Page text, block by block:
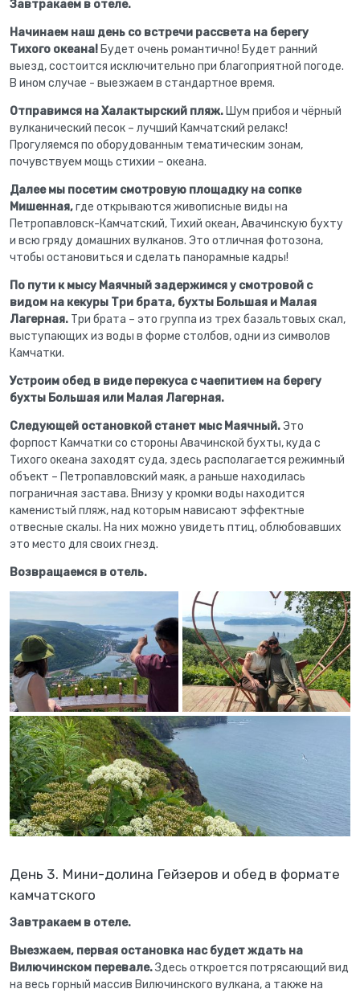
Завтракаем в отеле.
Начинаем наш день со встречи рассвета на берегу
Тихого океана! Будет очень романтично! Будет ранний
выезд, состоится исключительно при благоприятной погоде.
В ином случае - выезжаем в стандартное время.
Отправимся на Халактырский пляж. Шум прибоя и чёрный
вулканический песок – лучший Камчатский релакс!
Прогуляемся по оборудованным тематическим зонам,
почувствуем мощь стихии – океана.
Далее мы посетим смотровую площадку на сопке
Мишенная,где открываются живописные виды на
Петропавловск-Камчатский, Тихий океан, Авачинскую бухту
и всю гряду домашних вулканов. Это отличная фотозона,
чтобы остановиться и сделать панорамные кадры!
По пути к мысу Маячный задержимся у смотровой с
видом на кекуры Три брата, бухты Большая и Малая
Лагерная. Три брата – это группа из трех базальтовых скал,
выступающих из воды в форме столбов, одни из символов
Камчатки.
Устроим обед в виде перекуса с чаепитием на берегу
бухты Большая или Малая Лагерная.
Следующей остановкой станет мыс Маячный.Это
форпост Камчатки со стороны Авачинской бухты, куда с
Тихого океана заходят суда, здесь располагается режимный
объект – Петропавловский маяк, а раньше находилась
пограничная застава. Внизу у кромки воды находится
каменистый пляж, над которым нависают эффектные
отвесные скалы. На них можно увидеть птиц, облюбовавших
это место для своих гнезд.
Возвращаемся в отель.
День 3. Мини-долина Гейзеров и обед в формате
камчатского
Завтракаем в отеле.
Выезжаем, первая остановка нас будет ждать на
Вилючинском перевале.Здесь откроется потрясающий вид
на весь горный массив Вилючинского вулкана, а также на